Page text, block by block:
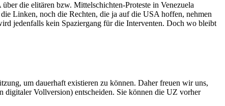
die elitären bzw. Mittelschichten-Proteste in Venezuela
Linken, noch die Rechten, die ja auf die USA hoffen, nehmen
jedenfalls kein Spaziergang für die Interventen. Doch wo bleibt
um dauerhaft existieren zu können. Daher freuen wir uns,
digitaler Vollversion) entscheiden. Sie können die UZ vorher